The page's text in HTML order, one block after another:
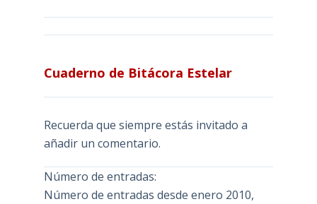
Cuaderno de Bitácora Estelar
Recuerda que siempre estás invitado a
añadir un comentario.
Número de entradas:
Número de entradas desde enero 2010,